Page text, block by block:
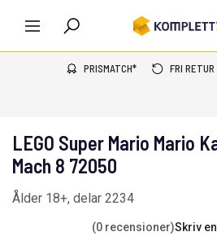
PRISMATCH* FRI RETUR
LEGO Super Mario Mario
Mach 8 72050
Ålder 18+, delar 2234
(0 recensioner)Skriv